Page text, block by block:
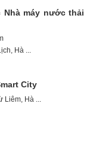
máy nước thải
Hà ...
City
Liêm, Hà ...